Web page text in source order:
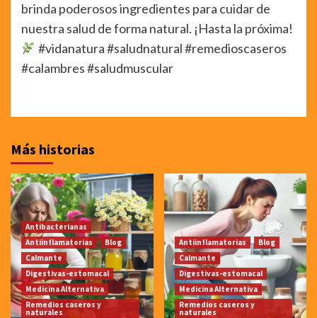
brinda poderosos ingredientes para cuidar de
nuestra salud de forma natural. ¡Hasta la próxima!
#vidanatura #saludnatural #remedioscaseros
#calambres #saludmuscular
Más historias
Antibacterianas
Antiinflamatorias
Blog
Calmante
Digestivas-estomacal
Medicina Alternativa
Remedios caseros y
naturales
Antiinflamatorias
Blog
Calmante
Digestivas-estomacal
Medicina Alternativa
Remedios caseros y
naturales